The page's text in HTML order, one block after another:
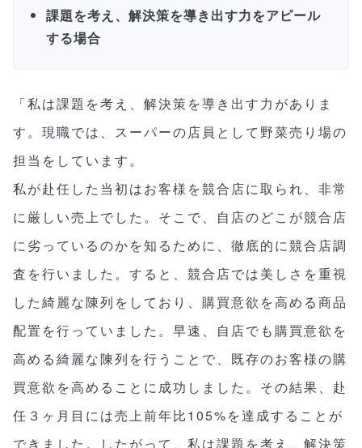
課題を考え、解決策を導き出す力をアピール
する場合
「私は課題を考え、解決策を導き出す力がありま
す。現職では、スーパーの店員として野菜売り場の
担当をしています。
私が赴任した当初はお客様を競合店に取られ、非常
に厳しい売上でした。そこで、自店のどこが競合店
に劣っているのかを知るために、徹底的に競合店調
査を行いました。すると、競合店では美しさを重視
した綺麗な陳列をしており、購買意欲を高める商品
配置を行っていました。早速、自店でも購買意欲を
高める綺麗な陳列を行うことで、既存のお客様の購
買意欲を高めることに成功しました。その結果、赴
任３ヶ月目には売上前年比105%を達成することが
できました。したがって、私は課題を考え、解決策